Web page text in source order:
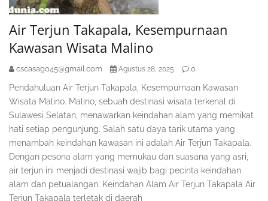
Air Terjun Takapala, Kesempurnaan
Kawasan Wisata Malino
cscasag045@gmail.com Agustus 28, 2025 0
Pendahuluan Air Terjun Takapala, Kesempurnaan Kawasan
Wisata Malino. Malino, sebuah destinasi wisata terkenal di
Sulawesi Selatan, menawarkan keindahan alam yang memikat
hati setiap pengunjung. Salah satu daya tarik utama yang
menambah keindahan kawasan ini adalah Air Terjun Takapala.
Dengan pesona alam yang memukau dan suasana yang asri,
air terjun ini menjadi destinasi wajib bagi pecinta keindahan
alam dan petualangan. Keindahan Alam Air Terjun Takapala Air
Terjun Takapala terletak di daerah